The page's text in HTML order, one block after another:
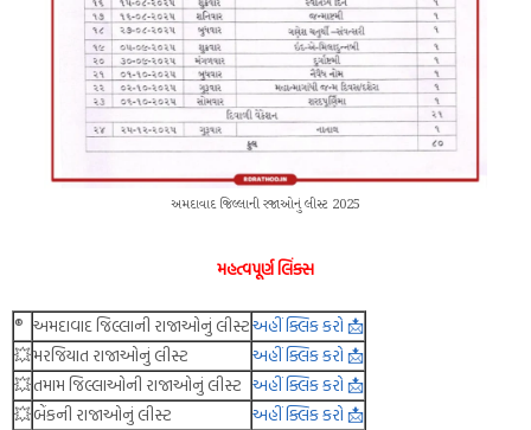
અમદાવાદ જિલ્લાની રજાઓનું લીસ્ટ 2025
મહત્વપૂર્ણ લિંક્સ
®️ અમદાવાદ જિલ્લાની રાજાઓનું લીસ્ટઅહીં ક્લિક કરો 📩
💥મરજિયાત રાજાઓનું લીસ્ટ
અહીં ક્લિક કરો 📩
💥તમામ જિલ્લાઓની રાજાઓનું લીસ્ટ અહીં ક્લિક કરો 📩
💥બેંકની રાજાઓનું લીસ્ટ અહીં ક્લિક કરો 📩